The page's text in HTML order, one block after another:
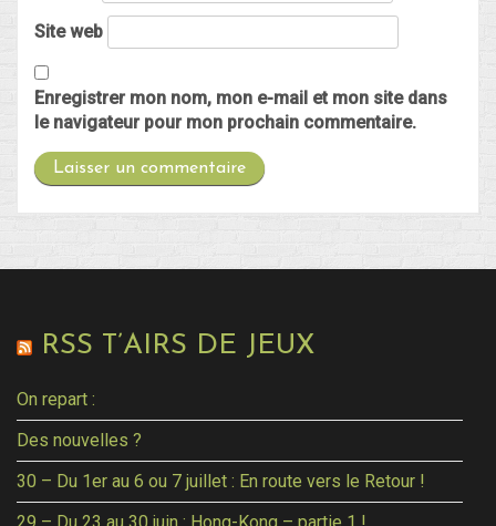
Site web
Enregistrer mon nom, mon e-mail et mon site dans
le navigateur pour mon prochain commentaire.
RSS T’AIRS DE JEUX
On repart :
Des nouvelles ?
30 – Du 1er au 6 ou 7 juillet : En route vers le Retour !